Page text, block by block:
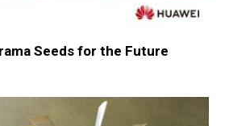
Seeds for the Future